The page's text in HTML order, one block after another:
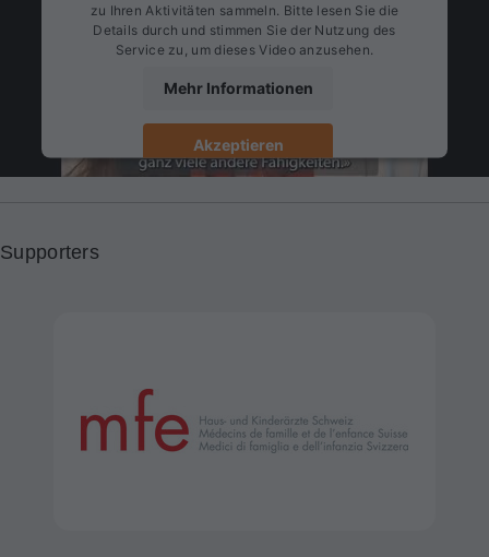
zu Ihren Aktivitäten sammeln. Bitte lesen Sie die
Details durch und stimmen Sie der Nutzung des
Service zu, um dieses Video anzusehen.
Mehr Informationen
Akzeptieren
Supporters